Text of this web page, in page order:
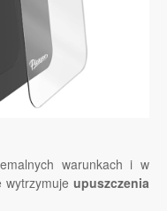
warunkach i w
wytrzymuje upuszczenia